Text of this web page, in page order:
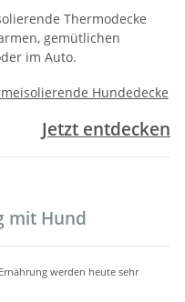
Thermodecke
gemütlichen
im Auto.
Jetzt entdecken
mit Hund
werden heute sehr